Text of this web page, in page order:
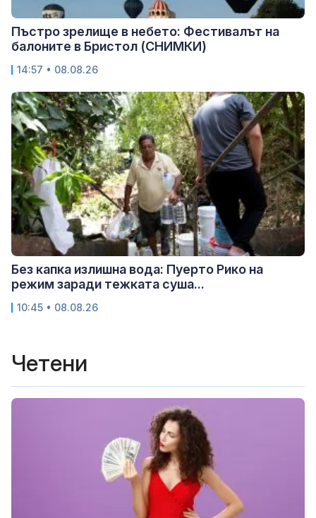
Пъстро зрелище в небето: Фестивалът на
балоните в Бристол (СНИМКИ)
14:57 • 08.08.26
Без капка излишна вода: Пуерто Рико на
режим заради тежката суша...
10:45 • 08.08.26
Четени